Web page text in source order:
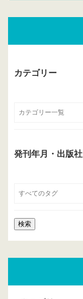
カテゴリー
発刊年月・出版社